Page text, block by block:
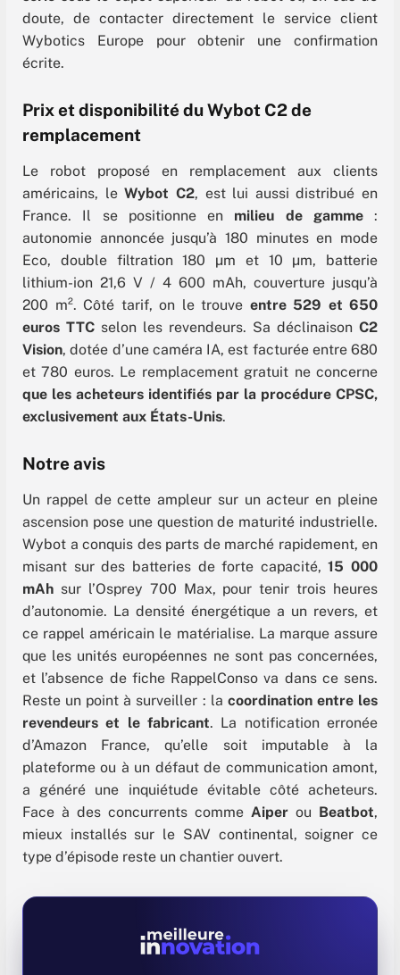
doute, de contacter directement le service client
Wybotics Europe pour obtenir une confirmation
écrite.
Prix et disponibilité du Wybot C2 de
remplacement
Le robot proposé en remplacement aux clients
américains, leWybot C2, est lui aussi distribué en
France. Il se positionne en milieu de gamme:
autonomie annoncée jusqu’à 180 minutes en mode
Eco, double filtration 180 µm et 10 µm, batterie
lithium-ion 21,6 V / 4 600 mAh, couverture jusqu’à
200 m². Côté tarif, on le trouve entre 529 et 650
euros TTC selon les revendeurs. Sa déclinaison C2
Vision, dotée d’une caméra IA, est facturée entre 680
et 780 euros. Le remplacement gratuit ne concerne
que les acheteurs identifiés par la procédure CPSC,
exclusivement aux États-Unis.
Notre avis
Un rappel de cette ampleur sur un acteur en pleine
ascension pose une question de maturité industrielle.
Wybot a conquis des parts de marché rapidement, en
misant sur des batteries de forte capacité,15 000
mAh sur l’Osprey 700 Max, pour tenir trois heures
d’autonomie. La densité énergétique a un revers, et
ce rappel américain le matérialise. La marque assure
que les unités européennes ne sont pas concernées,
et l’absence de fiche RappelConso va dans ce sens.
Reste un point à surveiller : la coordination entre les
revendeurs et le fabricant. La notification erronée
d’Amazon France, qu’elle soit imputable à la
plateforme ou à un défaut de communication amont,
a généré une inquiétude évitable côté acheteurs.
Face à des concurrents comme Aiper ou Beatbot,
mieux installés sur le SAV continental, soigner ce
type d’épisode reste un chantier ouvert.